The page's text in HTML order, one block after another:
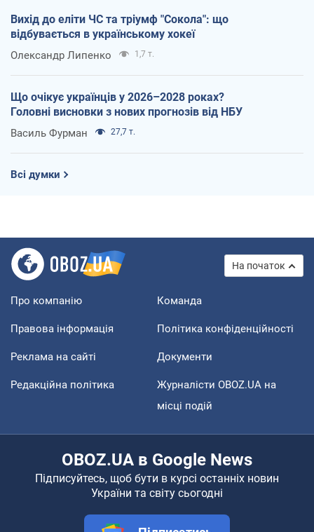
Вихід до еліти ЧС та тріумф "Сокола": що
відбувається в українському хокеї
Олександр Липенко 1,7 т.
Що очікує українців у 2026–2028 роках?
Головні висновки з нових прогнозів від НБУ
Василь Фурман 27,7 т.
Всі думки
На початок
Про компанію Команда
Правова інформація Політика конфіденційності
Реклама на сайті Документи
Редакційна політика
Журналісти OBOZ.UA на
місці подій
OBOZ.UA в Google News
Підписуйтесь, щоб бути в курсі останніх новин
України та світу сьогодні